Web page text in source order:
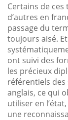
Certains de
d’autres en
passage du
toujours aisé.
ont suivi des
les précieux
référentiels
anglais, ce qui
utiliser en
une